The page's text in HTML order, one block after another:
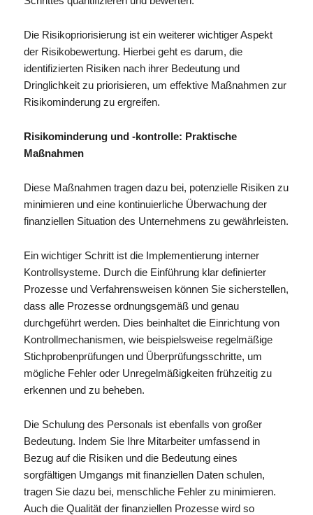
Die Risikopriorisierung ist ein weiterer wichtiger Aspekt
der Risikobewertung. Hierbei geht es darum, die
identifizierten Risiken nach ihrer Bedeutung und
Dringlichkeit zu priorisieren, um effektive Maßnahmen zur
Risikominderung zu ergreifen.
Risikominderung und -kontrolle: Praktische
Maßnahmen
Diese Maßnahmen tragen dazu bei, potenzielle Risiken zu
minimieren und eine kontinuierliche Überwachung der
finanziellen Situation des Unternehmens zu gewährleisten.
Ein wichtiger Schritt ist die Implementierung interner
Kontrollsysteme. Durch die Einführung klar definierter
Prozesse und Verfahrensweisen können Sie sicherstellen,
dass alle Prozesse ordnungsgemäß und genau
durchgeführt werden. Dies beinhaltet die Einrichtung von
Kontrollmechanismen, wie beispielsweise regelmäßige
Stichprobenprüfungen und Überprüfungsschritte, um
mögliche Fehler oder Unregelmäßigkeiten frühzeitig zu
erkennen und zu beheben.
Die Schulung des Personals ist ebenfalls von großer
Bedeutung. Indem Sie Ihre Mitarbeiter umfassend in
Bezug auf die Risiken und die Bedeutung eines
sorgfältigen Umgangs mit finanziellen Daten schulen,
tragen Sie dazu bei, menschliche Fehler zu minimieren.
Auch die Qualität der finanziellen Prozesse wird so